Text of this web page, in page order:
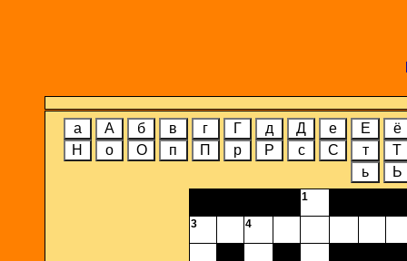
а А б в г Г д Д е Е
ё
Н
о О п П р Р с С т
Т
ь
Ь
1
3 4